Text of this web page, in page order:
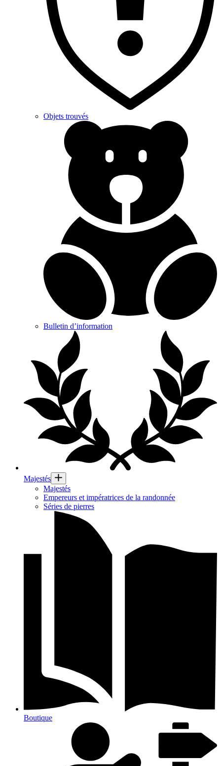
Objets trouvés
Bulletin d’information
Majestés
Majestés
Empereurs et impératrices de la randonnée
Séries de pierres
Boutique